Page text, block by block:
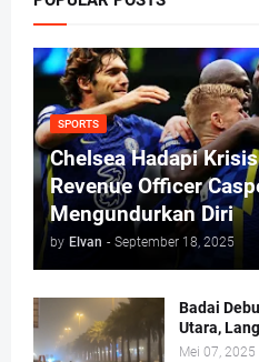
SPORTS
Chelsea Hadapi
Revenue Officer
Mengundurkan Diri
by Elvan - September 18, 2025
Badai
Utara,
Mei 07, 2025